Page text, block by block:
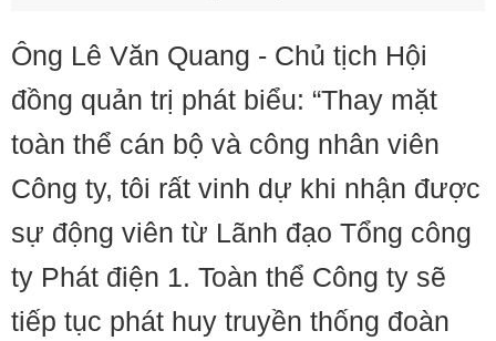
Ông Lê Văn Quang - Chủ tịch Hội
đồng quản trị phát biểu: “Thay mặt
toàn thể cán bộ và công nhân viên
Công ty, tôi rất vinh dự khi nhận được
sự động viên từ Lãnh đạo Tổng công
ty Phát điện 1. Toàn thể Công ty sẽ
tiếp tục phát huy truyền thống đoàn